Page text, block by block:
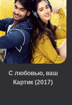
С любовью, ваш
Картик (2017)